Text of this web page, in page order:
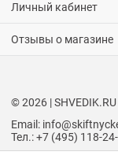
Личный кабинет
Отзывы о магазине
© 2026 | SHVEDIK.RU
Email:
Тел.: +7 (495) 118-